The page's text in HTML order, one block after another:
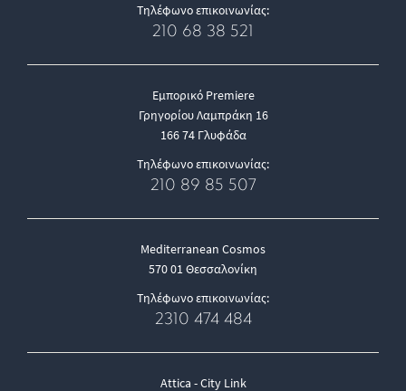
Τηλέφωνο επικοινωνίας:
210 68 38 521
Εμπορικό Premiere
Γρηγορίου Λαμπράκη 16
166 74 Γλυφάδα
Τηλέφωνο επικοινωνίας:
210 89 85 507
Mediterranean Cosmos
570 01 Θεσσαλονίκη
Τηλέφωνο επικοινωνίας:
2310 474 484
Attica - City Link